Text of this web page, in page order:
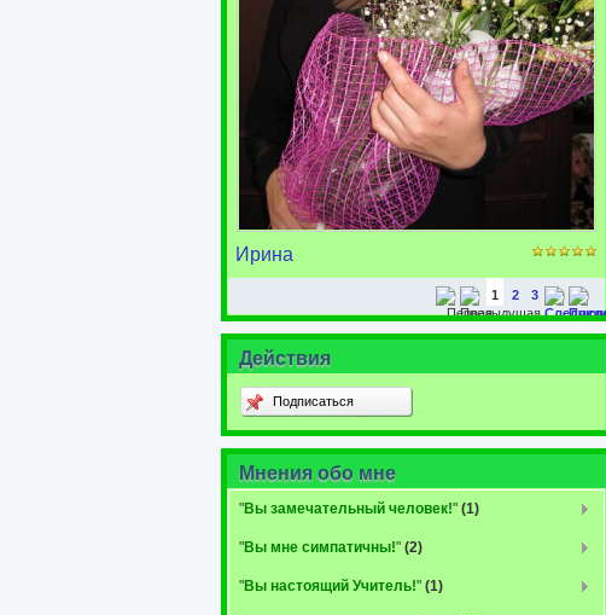
Ирина
1 2 3
Действия
Подписаться
Мнения обо мне
"Вы замечательный человек!" (1)
"Вы мне симпатичны!" (2)
"Вы настоящий Учитель!" (1)